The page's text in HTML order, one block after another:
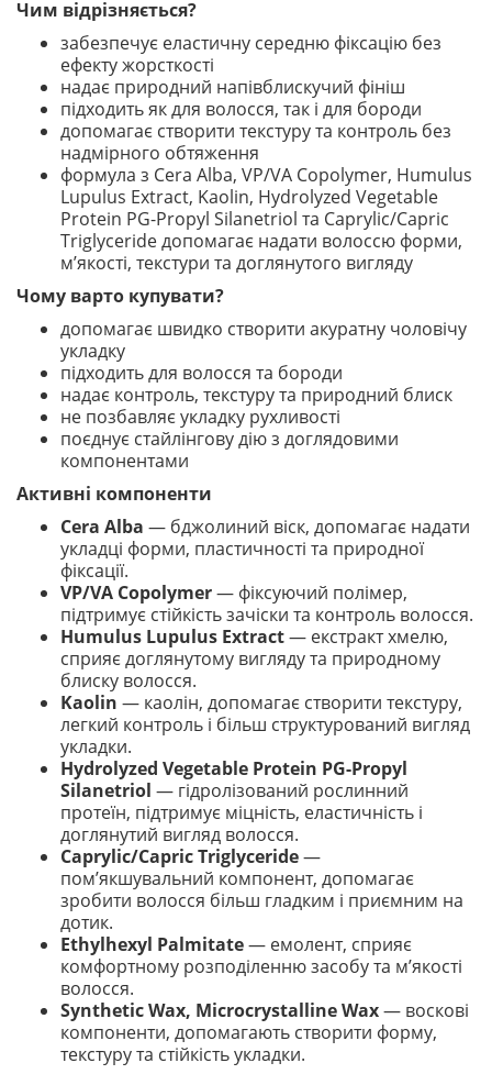
Чим відрізняється?
забезпечує еластичну середню фіксацію без
ефекту жорсткості
надає природний напівблискучий фініш
підходить як для волосся, так і для бороди
допомагає створити текстуру та контроль без
надмірного обтяження
формула з Cera Alba, VP/VA Copolymer, Humulus
Lupulus Extract, Kaolin, Hydrolyzed Vegetable
Protein PG-Propyl Silanetriol та Caprylic/Capric
Triglyceride допомагає надати волоссю форми,
м’якості, текстури та доглянутого вигляду
Чому варто купувати?
допомагає швидко створити акуратну чоловічу
укладку
підходить для волосся та бороди
надає контроль, текстуру та природний блиск
не позбавляє укладку рухливості
поєднує стайлінгову дію з доглядовими
компонентами
Активні компоненти
Cera Alba — бджолиний віск, допомагає надати
укладці форми, пластичності та природної
фіксації.
VP/VA Copolymer— фіксуючий полімер,
підтримує стійкість зачіски та контроль волосся.
Humulus Lupulus Extract— екстракт хмелю,
сприяє доглянутому вигляду та природному
блиску волосся.
Kaolin — каолін, допомагає створити текстуру,
легкий контроль і більш структурований вигляд
укладки.
Hydrolyzed Vegetable Protein PG-Propyl
Silanetriol — гідролізований рослинний
протеїн, підтримує міцність, еластичність і
доглянутий вигляд волосся.
Caprylic/Capric Triglyceride—
пом’якшувальний компонент, допомагає
зробити волосся більш гладким і приємним на
дотик.
Ethylhexyl Palmitate— емолент, сприяє
комфортному розподіленню засобу та м’якості
волосся.
Synthetic Wax, Microcrystalline Wax— воскові
компоненти, допомагають створити форму,
текстуру та стійкість укладки.